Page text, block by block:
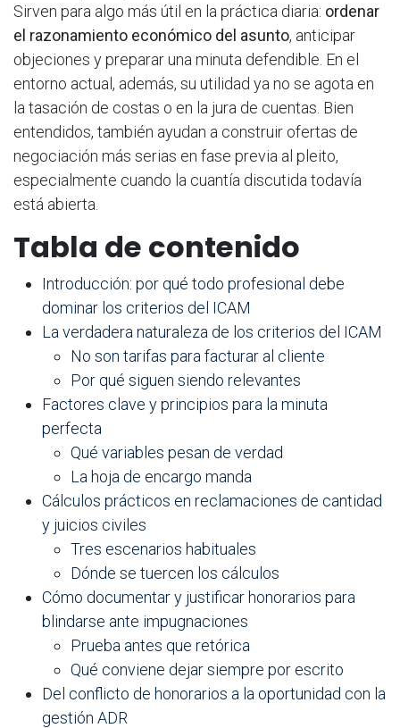
Sirven para algo más útil en la práctica diaria: ordenar
el razonamiento económico del asunto, anticipar
objeciones y preparar una minuta defendible. En el
entorno actual, además, su utilidad ya no se agota en
la tasación de costas o en la jura de cuentas. Bien
entendidos, también ayudan a construir ofertas de
negociación más serias en fase previa al pleito,
especialmente cuando la cuantía discutida todavía
está abierta.
Tabla de contenido
Introducción: por qué todo profesional debe
dominar los criterios del ICAM
La verdadera naturaleza de los criterios del ICAM
No son tarifas para facturar al cliente
Por qué siguen siendo relevantes
Factores clave y principios para la minuta
perfecta
Qué variables pesan de verdad
La hoja de encargo manda
Cálculos prácticos en reclamaciones de cantidad
y juicios civiles
Tres escenarios habituales
Dónde se tuercen los cálculos
Cómo documentar y justificar honorarios para
blindarse ante impugnaciones
Prueba antes que retórica
Qué conviene dejar siempre por escrito
Del conflicto de honorarios a la oportunidad con la
gestión ADR